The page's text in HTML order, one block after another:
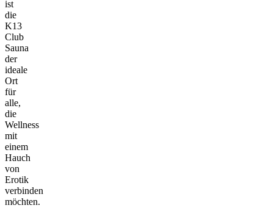
ist
die
K13
Club
Sauna
der
ideale
Ort
für
alle,
die
Wellness
mit
einem
Hauch
von
Erotik
verbinden
möchten.